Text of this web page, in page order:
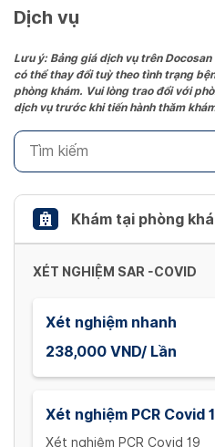
Dịch vụ
Lưu ý: Bảng giá dịch vụ trên
có thể thay đổi tuỳ theo tình trạng
phòng khám. Vui lòng trao đổi với
dịch vụ trước khi tiến hành thăm
Khám tại phòng
XÉT NGHIỆM SAR -COVID
Xét nghiệm nhanh
238,000 VND/ Lần
Xét nghiệm PCR Covid
Xét nghiệm PCR Covid 19